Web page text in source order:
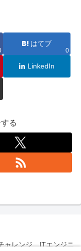
はてブ
0
LinkedIn
る
ャレンジ ITエンジニ